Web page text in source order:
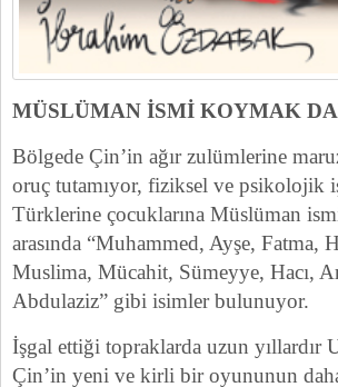
MÜSLÜMAN İSMİ KOYMAK
Bölgede Çin’in ağır zulümlerine
oruç tutamıyor, fiziksel ve psikolojik
Türklerine çocuklarına Müslüman
arasında “Muhammed, Ayşe,
Muslima, Mücahit, Sümeyye, Hacı,
Abdulaziz” gibi isimler bulunuyor.
İşgal ettiği topraklarda uzun yıllardır
Çin’in yeni ve kirli bir oyununun